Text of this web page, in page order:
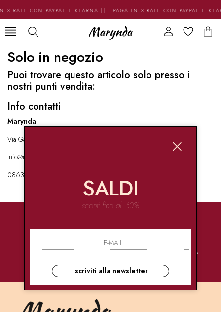
3 RATE CON PAYPAL E KLARNA || PAGA IN 3 RATE CON PAYPAL E
Solo in negozio
Puoi trovare questo articolo solo presso i
nostri punti vendita:
Info contatti
Marynda
Via Garibaldi 136 67051 Avezzano
info@marynda.com
08631871946
PAGAMENTI
CONSEGNE
ULTRA RAPIDE
ASSISTENZA
SALDI
sconti fino al -60%
Iscriviti alla newsletter